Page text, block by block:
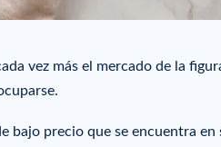
vez más el mercado de la
bajo precio que se encuentra en